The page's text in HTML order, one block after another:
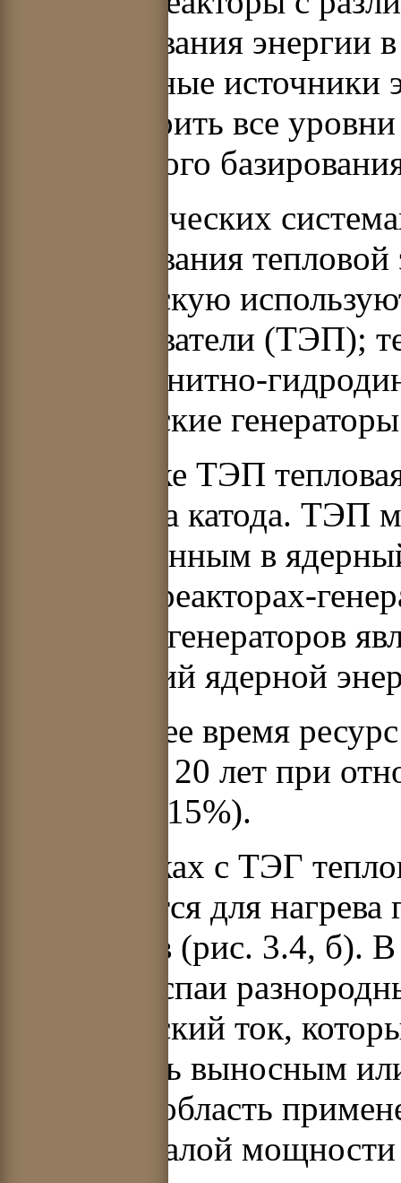
преобразования энергии
единственные
удовлетворить все
космического
В энергетических
преобразования
электрическую
преобразователи (ТЭП);
(ТЭГ); магнитно-
электрические
В установке ТЭП
для нагрева катода.
а) и встроенным в
говорят о реакторах-
реакторов-генераторов
направлений ядерной
В настоящее время
составляет 20 лет при
(около 10–15%).
В установках с ТЭГ
используется для
электродов (рис. 3.4, б).
холодные спаи
электрический ток,
может быть выносным
Основная область
системы малой